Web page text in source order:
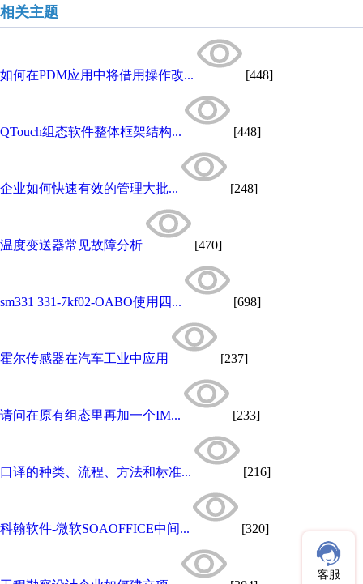
相关主题
如何在PDM应用中将借用操作改... [448]
QTouch组态软件整体框架结构... [448]
企业如何快速有效的管理大批... [248]
温度变送器常见故障分析 [470]
sm331 331-7kf02-OABO使用四... [698]
霍尔传感器在汽车工业中应用 [237]
请问在原有组态里再加一个IM... [233]
口译的种类、流程、方法和标准... [216]
科翰软件-微软SOAOFFICE中间... [320]
客服